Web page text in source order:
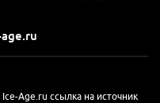
Age.ru ссылка на источник